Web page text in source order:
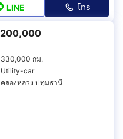
LINE โทร
200,000
330,000 กม.
Utility-car
คลองหลวง ปทุมธานี